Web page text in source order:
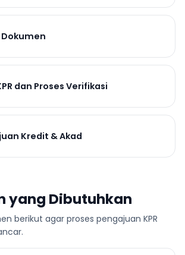
dan Proses Verifikasi
Kredit & Akad
yang Dibutuhkan
berikut agar proses pengajuan KPR